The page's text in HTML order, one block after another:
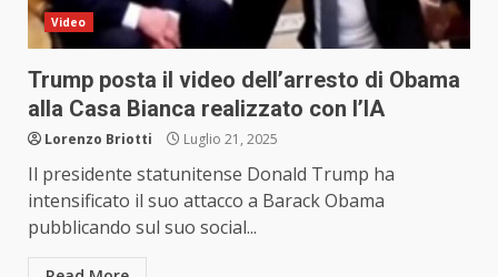
Video
Trump posta il video dell’arresto di Obama
alla Casa Bianca realizzato con l’IA
Lorenzo Briotti Luglio 21, 2025
Il presidente statunitense Donald Trump ha
intensificato il suo attacco a Barack Obama
pubblicando sul suo social...